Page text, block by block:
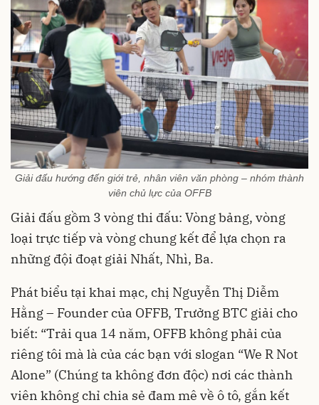
Giải đấu hướng đến giới trẻ, nhân viên văn phòng – nhóm thành
viên chủ lực của OFFB
Giải đấu gồm 3 vòng thi đấu: Vòng bảng, vòng
loại trực tiếp và vòng chung kết để lựa chọn ra
những đội đoạt giải Nhất, Nhì, Ba.
Phát biểu tại khai mạc, chị Nguyễn Thị Diễm
Hằng – Founder của OFFB, Trưởng BTC giải cho
biết: “Trải qua 14 năm, OFFB không phải của
riêng tôi mà là của các bạn với slogan “We R Not
Alone” (Chúng ta không đơn độc) nơi các thành
viên không chỉ chia sẻ đam mê về ô tô, gắn kết